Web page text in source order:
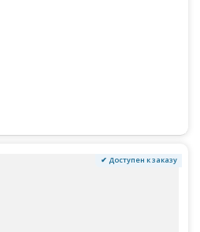
✔ Доступен к заказу